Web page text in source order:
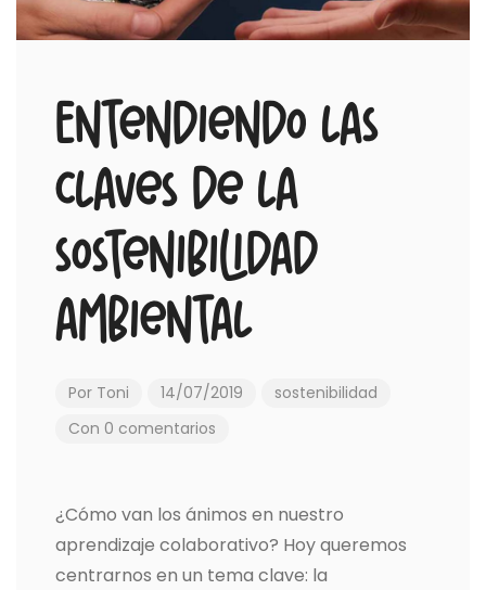
Entendiendo las
claves de la
sostenibilidad
ambiental
Por Toni 14/07/2019
sostenibilidad
Con 0 comentarios
¿Cómo van los ánimos en nuestro
aprendizaje colaborativo? Hoy queremos
centrarnos en un tema clave: la